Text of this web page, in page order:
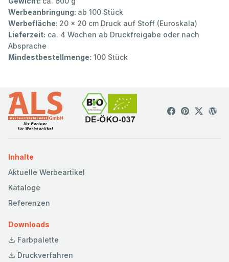
Werbeanbringung: ab 100 Stück
Werbefläche: 20 x 20 cm Druck auf Stoff (Euroskala)
Lieferzeit: ca. 4 Wochen ab Druckfreigabe oder nach
Absprache
Mindestbestellmenge: 100 Stück
Inhalte
Aktuelle Werbeartikel
Kataloge
Referenzen
Downloads
Farbpalette
Druckverfahren